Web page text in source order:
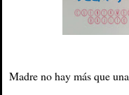
Madre no hay más que